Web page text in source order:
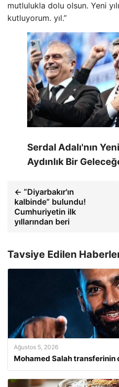
mutlulukla dolu olsun. Yeni
kutluyorum. yıl.”
Serdal Adalı'nın
Aydınlık Bir
← “Diyarbakır'ın
kalbinde” bulundu!
Cumhuriyetin ilk
yıllarından beri
Tavsiye Edilen
Ağustos 5, 2026
Mohamed Salah transferinin